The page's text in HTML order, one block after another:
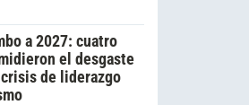
a 2027: cuatro
el desgaste
de liderazgo